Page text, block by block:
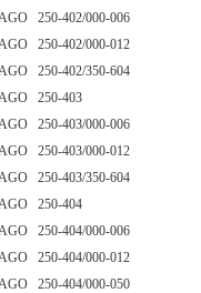
250-402/000-006
250-402/000-012
250-402/350-604
250-403
250-403/000-006
250-403/000-012
250-403/350-604
250-404
250-404/000-006
250-404/000-012
250-404/000-050